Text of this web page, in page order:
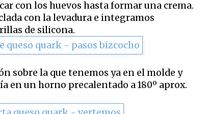
con los huevos hasta formar una crema.
con la levadura e integramos
de silicona.
sobre la que tenemos ya en el molde y
en un horno precalentado a 180º aprox.